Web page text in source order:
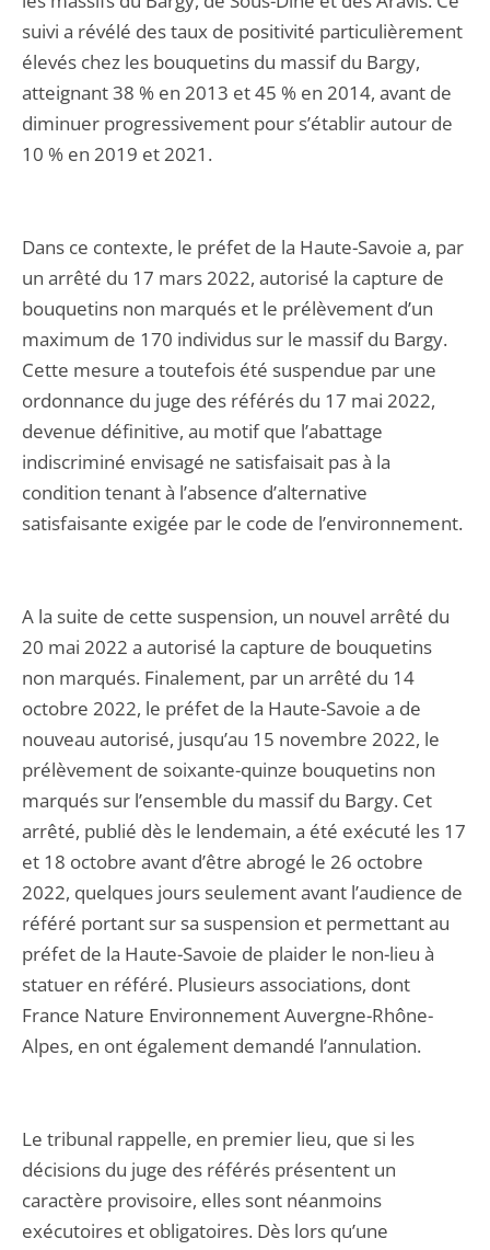
suivi a révélé des taux de positivité particulièrement
élevés chez les bouquetins du massif du Bargy,
atteignant 38 % en 2013 et 45 % en 2014, avant de
diminuer progressivement pour s’établir autour de
10 % en 2019 et 2021.
Dans ce contexte, le préfet de la Haute-Savoie a, par
un arrêté du 17 mars 2022, autorisé la capture de
bouquetins non marqués et le prélèvement d’un
maximum de 170 individus sur le massif du Bargy.
Cette mesure a toutefois été suspendue par une
ordonnance du juge des référés du 17 mai 2022,
devenue définitive, au motif que l’abattage
indiscriminé envisagé ne satisfaisait pas à la
condition tenant à l’absence d’alternative
satisfaisante exigée par le code de l’environnement.
A la suite de cette suspension, un nouvel arrêté du
20 mai 2022 a autorisé la capture de bouquetins
non marqués. Finalement, par un arrêté du 14
octobre 2022, le préfet de la Haute-Savoie a de
nouveau autorisé, jusqu’au 15 novembre 2022, le
prélèvement de soixante-quinze bouquetins non
marqués sur l’ensemble du massif du Bargy. Cet
arrêté, publié dès le lendemain, a été exécuté les 17
et 18 octobre avant d’être abrogé le 26 octobre
2022, quelques jours seulement avant l’audience de
référé portant sur sa suspension et permettant au
préfet de la Haute-Savoie de plaider le non-lieu à
statuer en référé. Plusieurs associations, dont
France Nature Environnement Auvergne-Rhône-
Alpes, en ont également demandé l’annulation.
Le tribunal rappelle, en premier lieu, que si les
décisions du juge des référés présentent un
caractère provisoire, elles sont néanmoins
exécutoires et obligatoires. Dès lors qu’une